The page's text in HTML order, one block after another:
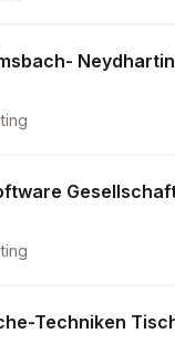
Techniken